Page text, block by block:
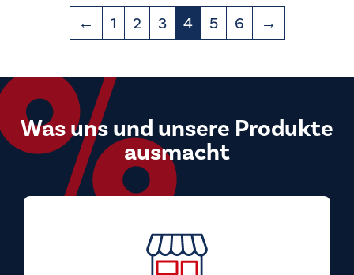
← 1 2 3 4 5 6 →
Was uns und unsere Produkte
ausmacht
Top Preis-Leistungs-Verhältnis
Bei uns kaufen Sie Markengeräte zu Preisen, die